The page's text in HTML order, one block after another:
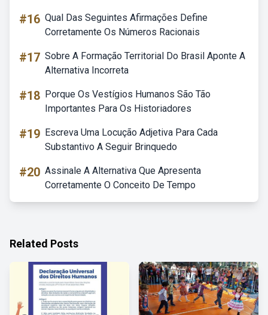
#16 Qual Das Seguintes Afirmações Define
Corretamente Os Números Racionais
#17 Sobre A Formação Territorial Do Brasil Aponte A
Alternativa Incorreta
#18 Porque Os Vestígios Humanos São Tão
Importantes Para Os Historiadores
#19 Escreva Uma Locução Adjetiva Para Cada
Substantivo A Seguir Brinquedo
#20 Assinale A Alternativa Que Apresenta
Corretamente O Conceito De Tempo
Related Posts